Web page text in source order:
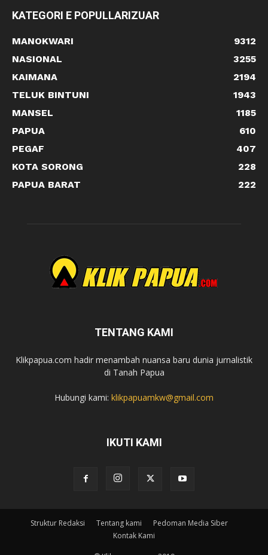
KATEGORI E POPULLARIZUAR
MANOKWARI
9312
NASIONAL
3255
KAIMANA
2194
TELUK BINTUNI
1943
MANSEL
1185
PAPUA
610
PEGAF
407
KOTA SORONG
228
PAPUA BARAT
222
TENTANG KAMI
Klikpapua.com hadir menambah nuansa baru dunia jurnalistik
di Tanah Papua
Hubungi kami: klikpapuamkw@gmail.com
IKUTI KAMI
Struktur Redaksi Tentang kami
Pedoman Media Siber
Kontak Kami